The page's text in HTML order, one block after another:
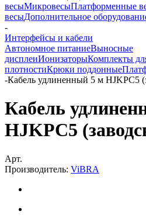
весыМикровесыПлатформенные
весыДополнительное
-
Интерфейсы и кабели
Автономное питаниеВыносные
дисплеиИонизаторыКомплекты
плотностиКрюки поддонные
-Кабель удлиненный 5 м HJKPC5
Кабель
HJKPC5
Арт.
Производитель: ViBRA